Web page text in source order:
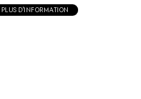
PLUS D'INFORMATION